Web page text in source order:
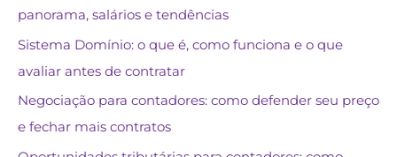
panorama, salários e tendências
Sistema Domínio: o que é, como funciona e o que
avaliar antes de contratar
Negociação para contadores: como defender seu preço
e fechar mais contratos